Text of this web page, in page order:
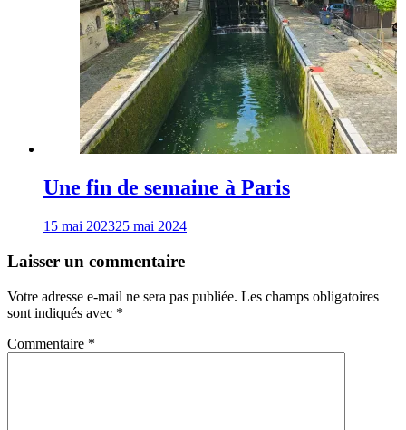
Une fin de semaine à Paris
15 mai 202325 mai 2024
Laisser un commentaire
Votre adresse e-mail ne sera pas publiée. Les champs obligatoires
sont indiqués avec *
Commentaire *